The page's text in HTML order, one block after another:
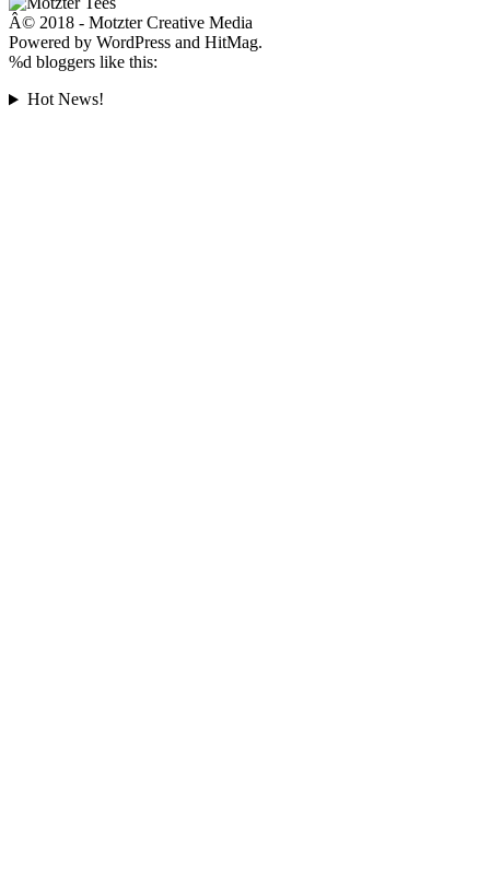
Â© 2018 - Motzter Creative Media
Powered by WordPress and HitMag.
%d bloggers like this:
Hot News!